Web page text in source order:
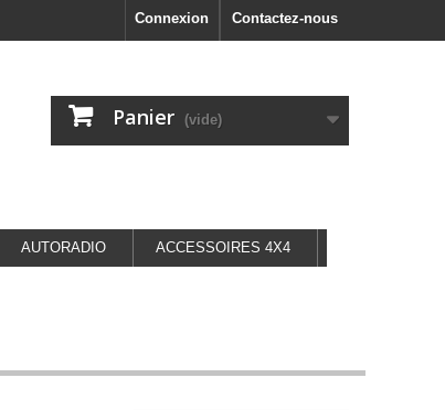
Contactez-nous
Connexion
Panier (vide)
AUTORADIO ACCESSOIRES 4X4